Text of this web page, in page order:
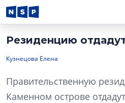
Резиденцию
Кузнецова Елена
Правительственную
Каменном острове